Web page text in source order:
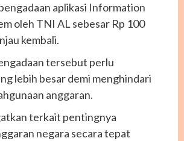
aplikasi Information
oleh TNI AL sebesar Rp 100
kembali.
tersebut perlu
lebih besar demi menghindari
anggaran.
terkait pentingnya
negara secara tepat